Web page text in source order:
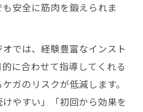
安全に筋肉を鍛えられま
では、経験豊富なインスト
に合わせて指導してくれる
ガのリスクが低減します。
やすい」「初回から効果を